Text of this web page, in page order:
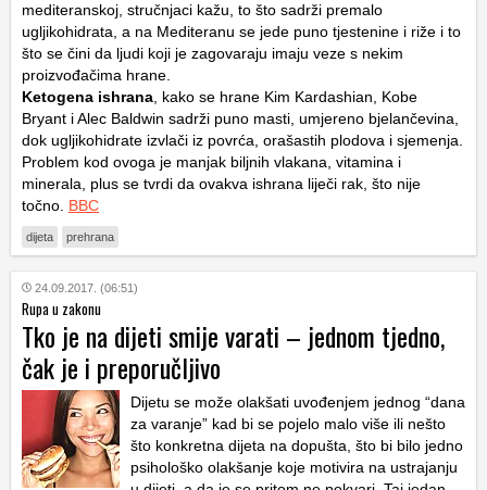
mediteranskoj, stručnjaci kažu, to što sadrži premalo
ugljikohidrata, a na Mediteranu se jede puno tjestenine i riže i to
što se čini da ljudi koji je zagovaraju imaju veze s nekim
proizvođačima hrane.
Ketogena ishrana, kako se hrane Kim Kardashian, Kobe
Bryant i Alec Baldwin sadrži puno masti, umjereno bjelančevina,
dok ugljikohidrate izvlači iz povrća, orašastih plodova i sjemenja.
Problem kod ovoga je manjak biljnih vlakana, vitamina i
minerala, plus se tvrdi da ovakva ishrana liječi rak, što nije
točno. BBC
dijeta prehrana
24.09.2017. (06:51)
Rupa u zakonu
Tko je na dijeti smije varati – jednom tjedno,
čak je i preporučljivo
Dijetu se može olakšati uvođenjem jednog “dana
za varanje” kad bi se pojelo malo više ili nešto
što konkretna dijeta na dopušta, što bi bilo jedno
psihološko olakšanje koje motivira na ustrajanju